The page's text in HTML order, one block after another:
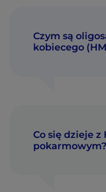
Czym są
kobiecego
Co się dzieje
pokarmowym?